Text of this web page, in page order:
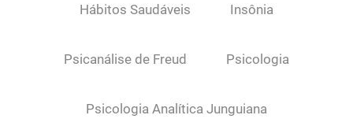
Hábitos Saudáveis Insônia
Psicanálise de Freud Psicologia
Psicologia Analítica Junguiana